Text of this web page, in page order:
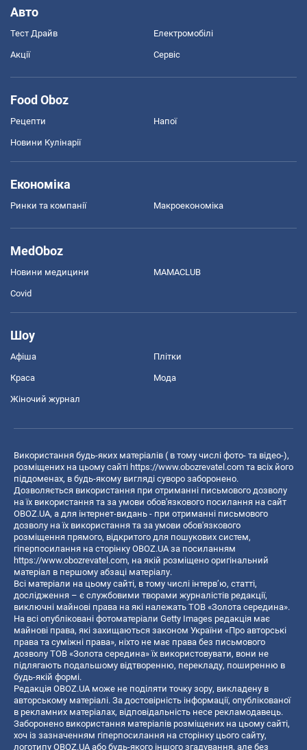
Авто
Тест Драйв Електромобілі
Акції Сервіс
Food Oboz
Рецепти Напої
Новини Кулінарії
Економіка
Ринки та компанії Макроекономіка
MedOboz
Новини медицини MAMACLUB
Covid
Шоу
Афіша Плітки
Краса Мода
Жіночий журнал
Використання будь-яких матеріалів ( в тому числі фото- та відео-),
розміщених на цьому сайті https://www.obozrevatel.com та всіх його
піддоменах, в будь-якому вигляді суворо заборонено.
Дозволяється використання при отриманні письмового дозволу
на їх використання та за умови обов'язкового посилання на сайт
OBOZ.UA, а для інтернет-видань - при отриманні письмового
дозволу на їх використання та за умови обов'язкового
розміщення прямого, відкритого для пошукових систем,
гіперпосилання на сторінку OBOZ.UA за посиланням
https://www.obozrevatel.com, на якій розміщено оригінальний
матеріал в першому абзаці матеріалу.
Всі матеріали на цьому сайті, в тому числі інтерв’ю, статті,
дослідження – є службовими творами журналістів редакції,
виключні майнові права на які належать ТОВ «Золота середина».
На всі опубліковані фотоматеріали Getty Images редакція має
майнові права, які захищаються законом України «Про авторські
права та суміжні права», ніхто не має права без письмового
дозволу ТОВ «Золота середина» їх використовувати, вони не
підлягають подальшому відтворенню, перекладу, поширенню в
будь-якій формі.
Редакція OBOZ.UA може не поділяти точку зору, викладену в
авторському матеріалі. За достовірність інформації, опублікованої
в рекламних матеріалах, відповідальність несе рекламодавець.
Заборонено використання матеріалів розміщених на цьому сайті,
хоч із зазначенням гіперпосилання на сторінку цього сайту,
логотипу OBOZ.UA або будь-якого іншого згадування, але без